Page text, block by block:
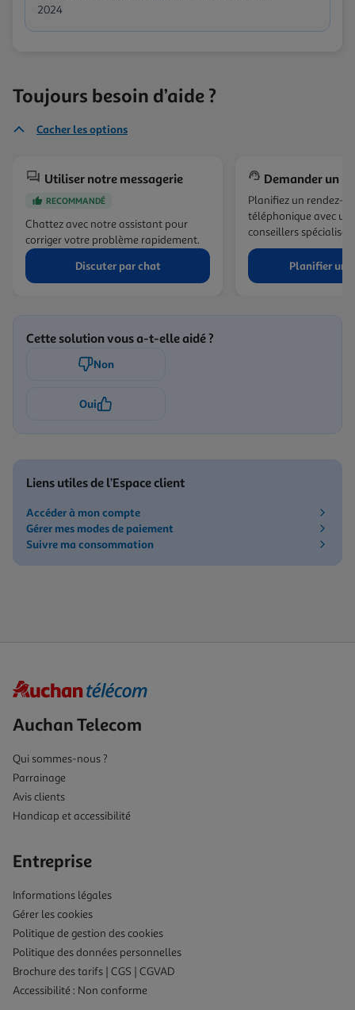
2024
Toujours besoin d’aide ?
Cacher les options
Utiliser notre messagerie
RECOMMANDÉ
Chattez avec notre assistant pour
corriger votre problème rapidement.
Discuter par chat
Demander un
Planifiez un rendez-
téléphonique avec un
conseillers spécialisés.
Planifier un
Cette solution vous a-t-elle aidé ?
Non
Oui
Liens utiles de l’Espace client
Accéder à mon compte
Gérer mes modes de paiement
Suivre ma consommation
Auchan Telecom
Qui sommes-nous ?
Parrainage
Avis clients
Handicap et accessibilité
Entreprise
Informations légales
Gérer les cookies
Politique de gestion des cookies
Politique des données personnelles
Brochure des tarifs | CGS | CGVAD
Accessibilité : Non conforme